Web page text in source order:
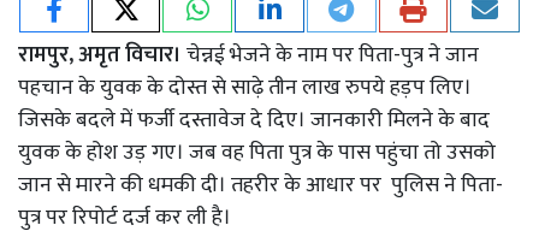
रामपुर, अमृत विचार। चेन्नई भेजने के नाम पर पिता-पुत्र ने जान
पहचान के युवक के दोस्त से साढ़े तीन लाख रुपये हड़प लिए।
जिसके बदले में फर्जी दस्तावेज दे दिए। जानकारी मिलने के बाद
युवक के होश उड़ गए। जब वह पिता पुत्र के पास पहुंचा तो उसको
जान से मारने की धमकी दी। तहरीर के आधार पर पुलिस ने पिता-
पुत्र पर रिपोर्ट दर्ज कर ली है।